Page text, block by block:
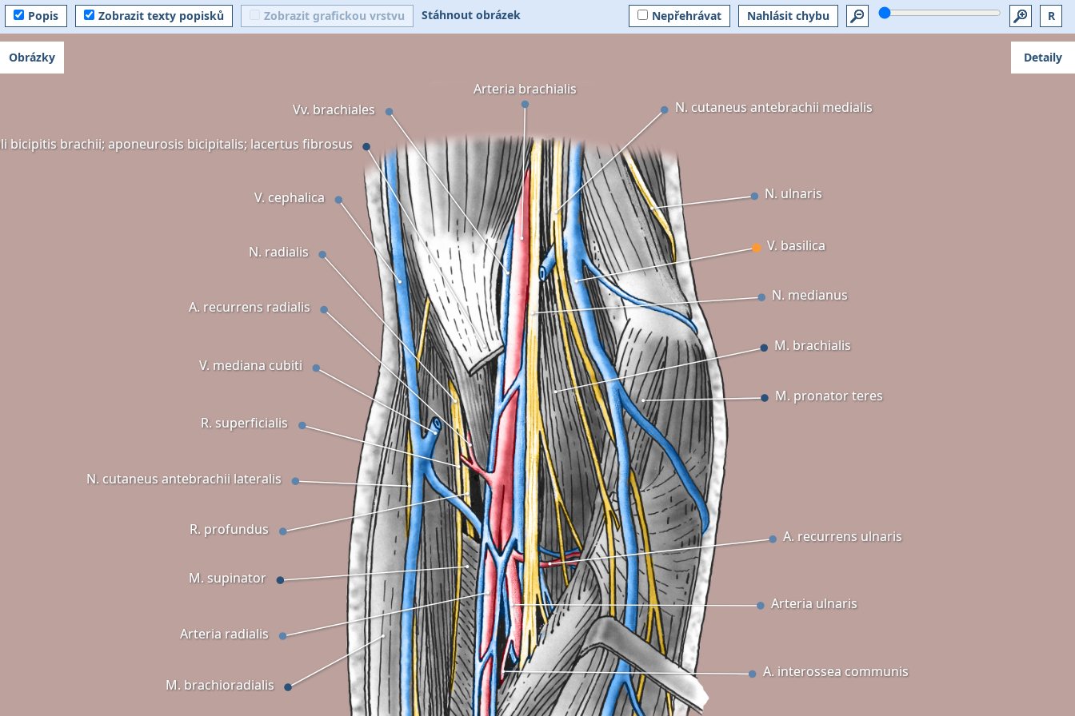
Popis Zobrazit texty popisků Zobrazit grafickou vrstvu Stáhnout obrázek R
Nahlásit chybu
Nepřehrávat
N. radialis
M. brachialis
M. pronator teres
M. supinator
M. brachioradialis
A. interossea communis
A. recurrens ulnaris
N. cutaneus antebrachii lateralis
N. cutaneus antebrachii medialis
A. recurrens radialis
R. profundus
R. superficialis
Arteria ulnaris
Arteria radialis
N. medianus
bicipitis brachii; aponeurosis bicipitalis; lacertus fibrosus
Vv. brachiales
Arteria brachialis
N. ulnaris
V. basilica
V. mediana cubiti
V. cephalica
Obrázky Detaily